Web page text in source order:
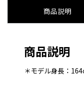
商品説明
商品説明
＊モデル身長：